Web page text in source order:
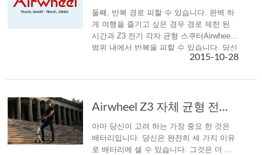
둘째, 반복 경로 피할 수 있습니다. 완벽 하
게 여행을 즐기고 싶은 경우 경로 제한 된
시간과 Z3 전기 각자 균형 스쿠터Airwheel
범위 내에서 반복을 피할 수 있습니다. 당신
은 그냥 폐쇄 루프 곡선으로 여행 경로 마련
2015-10-28
Airwheel Z3 자체 균형 전기 스쿠터도 긴 여정의 꿈을 향해 출발
아마 당신이 고려 하는 가장 중요 한 것은
배터리입니다. 당신은 완전히 세 가지 이유
로 배터리에 셀 수 있습니다. 그것은 더 낫